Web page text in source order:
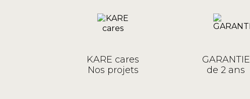
KARE cares
Nos projets
GARANTIE
de 2 ans